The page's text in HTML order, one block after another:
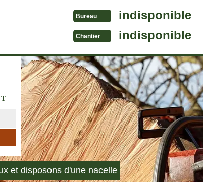
Bureau indisponible
Chantier indisponible
et disposons d'une nacelle